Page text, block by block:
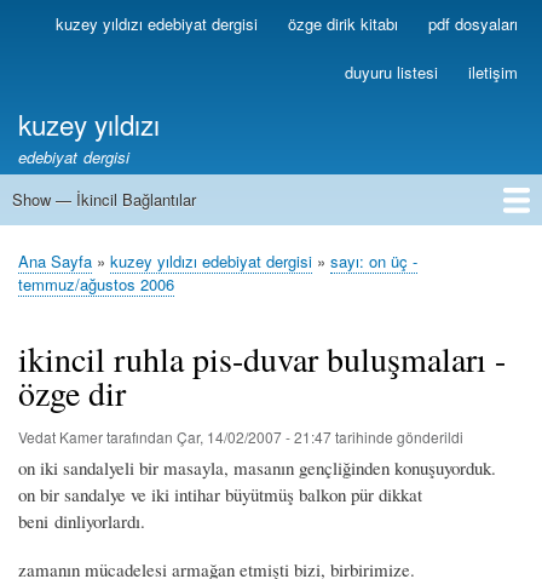
Ana
içeriğe
Birincilkuzey yıldızı edebiyat dergisi özge dirik kitabı pdf dosyaları
duyuru listesi iletişim
kuzey yıldızı
edebiyat dergisi
İkincil
Show — İkincil Bağlantılar
1
2
3
4
5
6
7
8
9
10
11
12
13
Sayfa
Ana Sayfa kuzey yıldızı edebiyat dergisi
sayı: on üç -
temmuz/ağustos 2006
ikincil ruhla pis-duvar buluşmaları -
özge dir
Vedat Kamertarafından Çar, 14/02/2007 - 21:47tarihinde gönderildi
on iki sandalyeli bir masayla, masanın gençliğinden konuşuyorduk.
on bir sandalye ve iki intihar büyütmüş balkon pür dikkat
beni dinliyorlardı.
zamanın mücadelesi armağan etmişti bizi, birbirimize.